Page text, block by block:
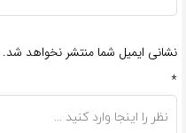
نشانی ایمیل شما منتشر نخواهد شد.
*